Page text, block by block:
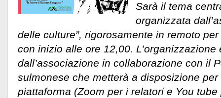
Sarà il tema
organizzata
delle culture”, rigorosamente in remoto
con inizio alle ore 12,00. L’organizzazione
dall’associazione in collaborazione con il
sulmonese che metterà a disposizione per
piattaforma (Zoom per i relatori e You